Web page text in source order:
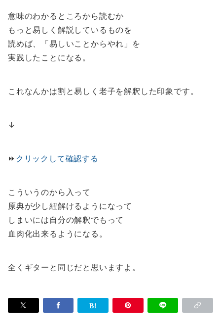
意味のわかるところから読むか
もっと易しく解説しているものを
読めば、「易しいことからやれ」を
実践したことになる。
これなんかは割と易しく老子を解釈した印象です。
↓
⏩️ クリックして確認する
こういうのから入って
原典が少し紐解けるようになって
しまいには自分の解釈でもって
血肉化出来るようになる。
全くギターと同じだと思いますよ。